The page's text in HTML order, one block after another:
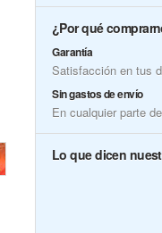
¿Por qué
Garantía
Satisfacción en tus
Sin gastos de envío
En cualquier parte
Lo que dicen